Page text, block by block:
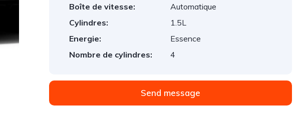
Boîte de vitesse:
Automatique
Cylindres:
1.5L
Energie:
Essence
Nombre de cylindres:
4
Send message